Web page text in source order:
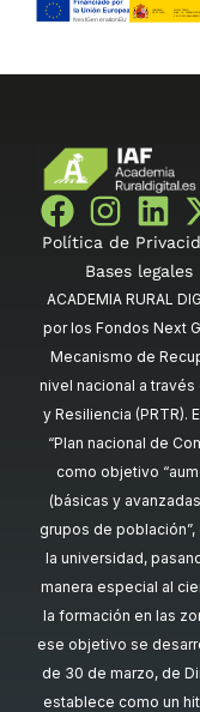
Política de
Bases
ACADEMIA RURAL
por los Fondos Next
Mecanismo de
nivel nacional a
y Resiliencia (PRTR).
“Plan nacional de
como objetivo
(básicas y
grupos de
la universidad,
manera especial al
la formación en las
ese objetivo se
de 30 de marzo, de
establece como un